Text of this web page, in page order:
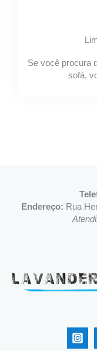
Se você procura
sofá,
Endereço: Rua